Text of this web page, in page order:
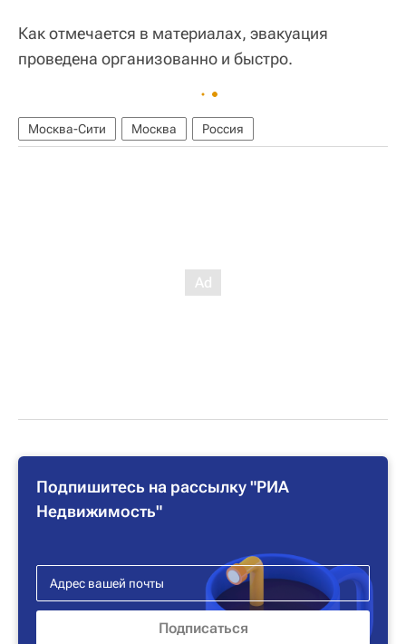
Как отмечается в материалах, эвакуация
проведена организованно и быстро.
Москва-Сити Москва Россия
Подпишитесь на рассылку "РИА
Недвижимость"